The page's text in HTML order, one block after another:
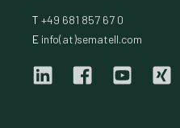
T +49 681 857 67 0
E info(at)sematell.com